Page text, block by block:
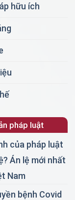
hữu ích
pháp luật
của pháp luật
Án lệ mới nhất
Nam
bệnh Covid